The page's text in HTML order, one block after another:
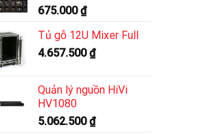
675.000₫
Tủ gỗ 12U Mixer Full
4.657.500₫
Quản lý nguồn HiVi
HV1080
5.062.500₫